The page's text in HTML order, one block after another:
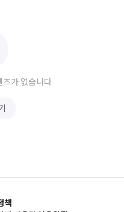
츠가 없습니다
책